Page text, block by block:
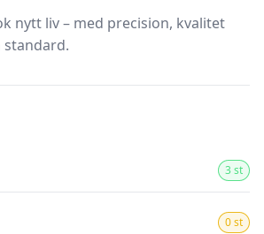
nytt liv – med precision, kvalitet
3 st
0 st